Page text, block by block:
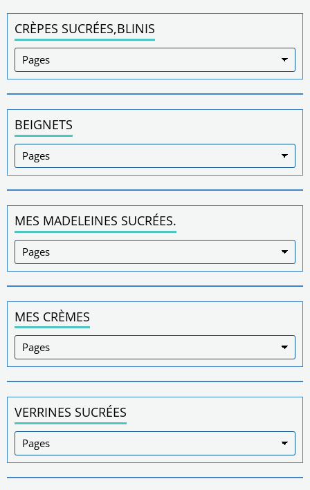
CRÈPES SUCRÉES,BLINIS
BEIGNETS
MES MADELEINES SUCRÉES.
MES CRÈMES
VERRINES SUCRÉES